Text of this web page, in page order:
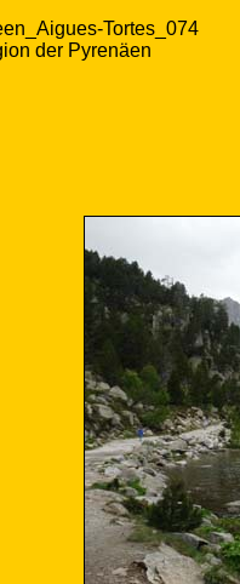
Tortes_074
der Pyrenäen